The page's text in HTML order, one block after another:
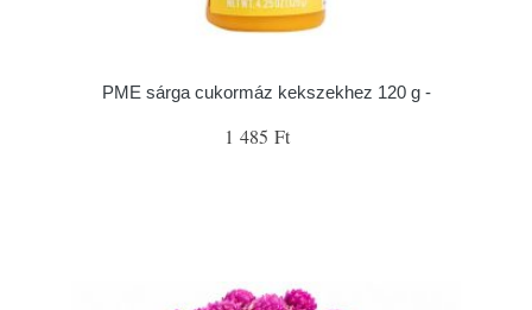
PME sárga cukormáz kekszekhez 120 g -
1 485 Ft